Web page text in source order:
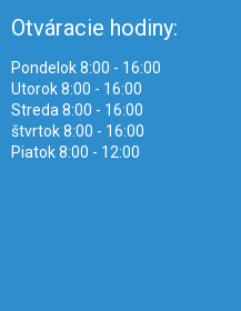
Otváracie hodiny:
Pondelok 8:00 - 16:00
Utorok 8:00 - 16:00
Streda 8:00 - 16:00
štvrtok 8:00 - 16:00
Piatok 8:00 - 12:00